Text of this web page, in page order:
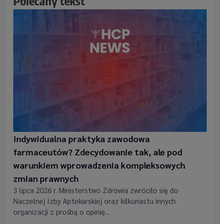
Indywidualna praktyka zawodowa
farmaceutów? Zdecydowanie tak, ale pod
warunkiem wprowadzenia kompleksowych
zmian prawnych
3 lipca 2026 r. Ministerstwo Zdrowia zwróciło się do
Naczelnej Izby Aptekarskiej oraz kilkunastu innych
organizacji z prośbą o opinię...